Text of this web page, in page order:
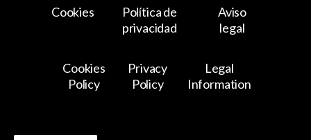
Cookies
Política de
privacidad
Aviso
legal
Cookies
Policy
Privacy
Policy
Legal
Information